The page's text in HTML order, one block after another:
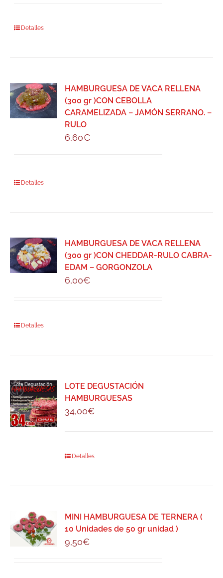
Detalles
HAMBURGUESA DE VACA RELLENA
(300 gr )CON CEBOLLA
CARAMELIZADA – JAMÓN SERRANO. –
RULO
6,60€
Detalles
HAMBURGUESA DE VACA RELLENA
(300 gr )CON CHEDDAR-RULO CABRA-
EDAM – GORGONZOLA
6,00€
Detalles
LOTE DEGUSTACIÓN
HAMBURGUESAS
34,00€
Detalles
MINI HAMBURGUESA DE TERNERA (
10 Unidades de 50 gr unidad )
9,50€